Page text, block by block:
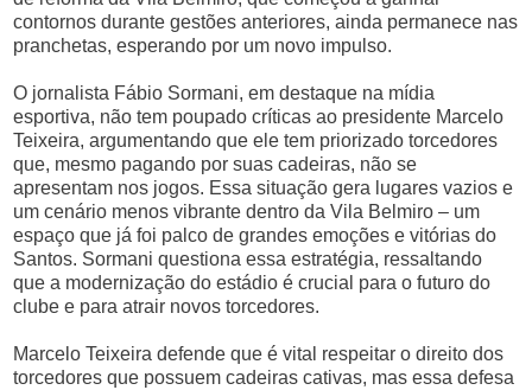
contornos durante gestões anteriores, ainda permanece nas
pranchetas, esperando por um novo impulso.
O jornalista Fábio Sormani, em destaque na mídia
esportiva, não tem poupado críticas ao presidente Marcelo
Teixeira, argumentando que ele tem priorizado torcedores
que, mesmo pagando por suas cadeiras, não se
apresentam nos jogos. Essa situação gera lugares vazios e
um cenário menos vibrante dentro da Vila Belmiro – um
espaço que já foi palco de grandes emoções e vitórias do
Santos. Sormani questiona essa estratégia, ressaltando
que a modernização do estádio é crucial para o futuro do
clube e para atrair novos torcedores.
Marcelo Teixeira defende que é vital respeitar o direito dos
torcedores que possuem cadeiras cativas, mas essa defesa